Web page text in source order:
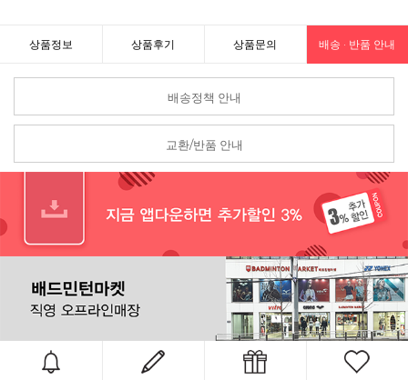
상품정보 상품후기 상품문의 배송 · 반품 안내
배송정책 안내
교환/반품 안내